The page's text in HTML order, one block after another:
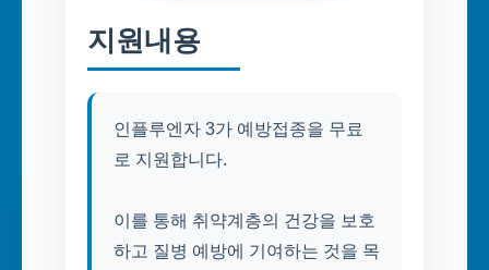
지원내용
인플루엔자 3가 예방접종을 무료
로 지원합니다.
이를 통해 취약계층의 건강을 보호
하고 질병 예방에 기여하는 것을 목